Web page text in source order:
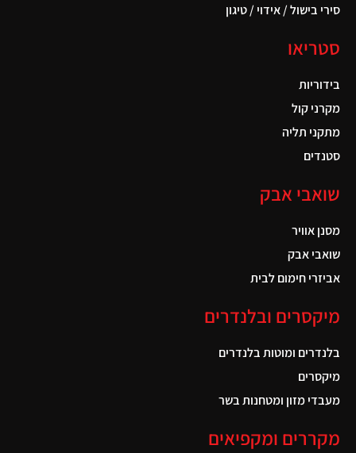
סירי בישול / אידוי / טיגון
סטריאו
בידוריות
מקרני קול
מתקני תליה
סטנדים
שואבי אבק
מסנן אוויר
שואבי אבק
אביזרי חימום לבית
מיקסרים ובלנדרים
בלנדרים ומוטות בלנדרים
מיקסרים
מעבדי מזון ומטחנות בשר
מקררים ומקפיאים